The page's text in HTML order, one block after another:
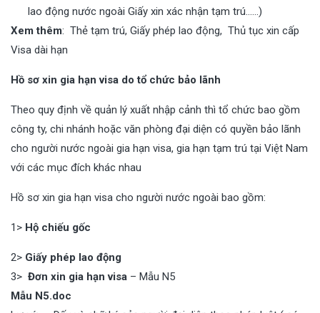
lao động nước ngoài Giấy xin xác nhận tạm trú……)
Xem thêm: Thẻ tạm trú, Giấy phép lao động, Thủ tục xin cấp
Visa dài hạn
Hồ sơ xin gia hạn visa do tổ chức bảo lãnh
Theo quy định về quản lý xuất nhập cảnh thì tổ chức bao gồm
công ty, chi nhánh hoặc văn phòng đại diện có quyền bảo lãnh
cho người nước ngoài gia hạn visa, gia hạn tạm trú tại Việt Nam
với các mục đích khác nhau
Hồ sơ xin gia hạn visa cho người nước ngoài bao gồm:
1> Hộ chiếu gốc
2> Giấy phép lao động
3> Đơn xin gia hạn visa – Mẫu N5
Mẫu N5.doc